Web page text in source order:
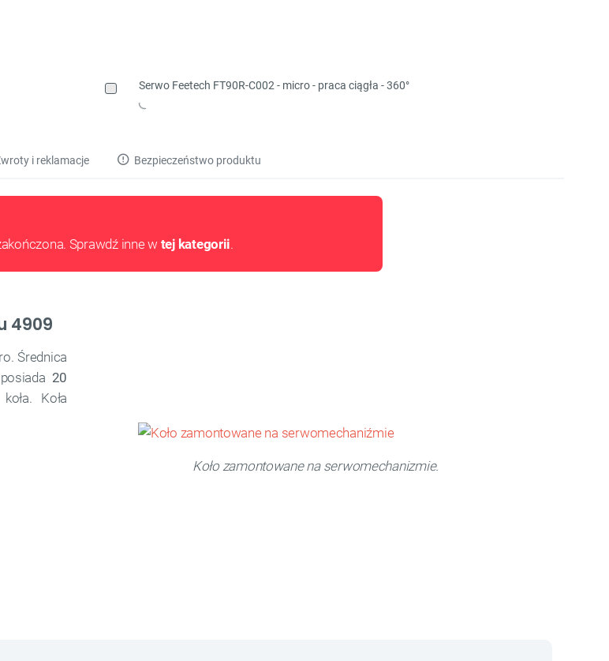
Serwo Feetech FT90R-C002 - micro - praca ciągła - 360°
i reklamacje Bezpieczeństwo produktu
Sprawdź inne w tej kategorii.
4909
Średnica
20
Koła
Koło zamontowane na serwomechanizmie.